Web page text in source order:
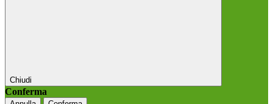
Chiudi
Conferma